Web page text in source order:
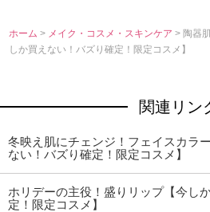
ホーム > メイク・コスメ・スキンケア> 陶器
しか買えない！バズり確定！限定コスメ】
関連リン
冬映え肌にチェンジ！フェイスカラ
ない！バズり確定！限定コスメ】
ホリデーの主役！盛りリップ【今し
定！限定コスメ】